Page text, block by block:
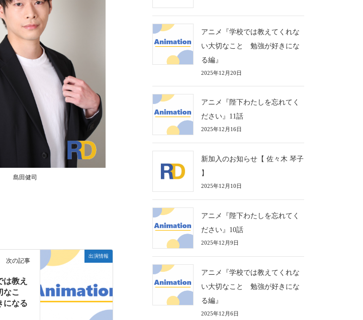
島田健司
出演情報
次の記事
は教え
なこ
なる
アニメ『学校では教えてくれな
い大切なこと 勉強が好きにな
る編』
2025年12月20日
アニメ『陛下わたしを忘れてく
ださい』11話
2025年12月16日
新加入のお知らせ【 佐々木 琴子
】
2025年12月10日
アニメ『陛下わたしを忘れてく
ださい』10話
2025年12月9日
アニメ『学校では教えてくれな
い大切なこと 勉強が好きにな
る編』
2025年12月6日